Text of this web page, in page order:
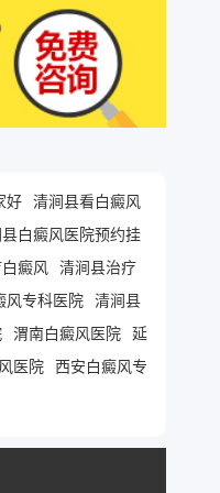
好 清涧县看白癜风
白癜风医院预约挂
癜风 清涧县治疗
风专科医院 清涧县
渭南白癜风医院 延
医院 西安白癜风专